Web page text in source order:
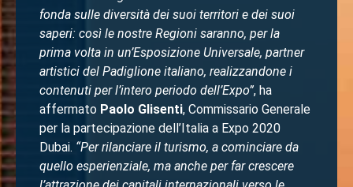
fonda sulle diversità dei suoi territori e dei suoi
saperi: così le nostre Regioni saranno, per la
prima volta in un’Esposizione Universale, partner
artistici del Padiglione italiano, realizzandone i
contenuti per l’intero periodo dell’Expo”, ha
affermato Paolo Glisenti, Commissario Generale
per la partecipazione dell’Italia a Expo 2020
Dubai. “Per rilanciare il turismo, a cominciare da
quello esperienziale, ma anche per far crescere